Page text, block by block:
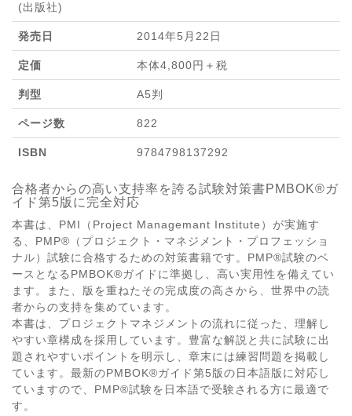
(出版社)
発売日 2014年5月22日
定価 本体4,800円＋税
判型 A5判
ページ数 822
ISBN 9784798137292
合格者からの高い支持率を誇る試験対策書PMBOK®ガ
イド第5版に完全対応
本書は、PMI（Project Managemant Institute）が実施す
る、PMP®（プロジェクト・マネジメント・プロフェッショ
ナル）試験に合格するための対策書籍です。PMP®試験のベ
ースとなるPMBOK®ガイドに準拠し、高い実用性を備えてい
ます。また、版を重ねたその完成度の高さから、世界中の読
者からの支持を集めています。
本書は、プロジェクトマネジメントの流れに従った、理解し
やすい章構成を採用しています。豊富な解説と共に試験に出
題されやすいポイントを明示し、章末には練習問題を掲載し
ています。最新のPMBOK®ガイド第5版の日本語版に対応し
ていますので、PMP®試験を日本語で受験される方に最適で
す。